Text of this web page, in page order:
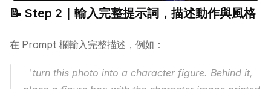
📝 Step 2｜輸入完整提示詞，描述動作與風格
在 Prompt 欄輸入完整描述，例如：
「turn this photo into a character figure. Behind it,
所有課程
全系列 30 小時
AI-in-One 全年 AI 學習通行證
全系列 29 小時
AI Builder 實戰訓練營